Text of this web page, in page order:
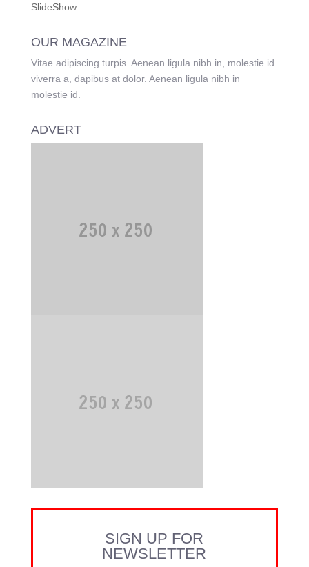
SlideShow
OUR MAGAZINE
Vitae adipiscing turpis. Aenean ligula nibh in, molestie id
viverra a, dapibus at dolor. Aenean ligula nibh in
molestie id.
ADVERT
SIGN UP FOR
NEWSLETTER